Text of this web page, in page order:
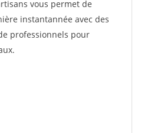
vous permet de
instantannée avec des
professionnels pour